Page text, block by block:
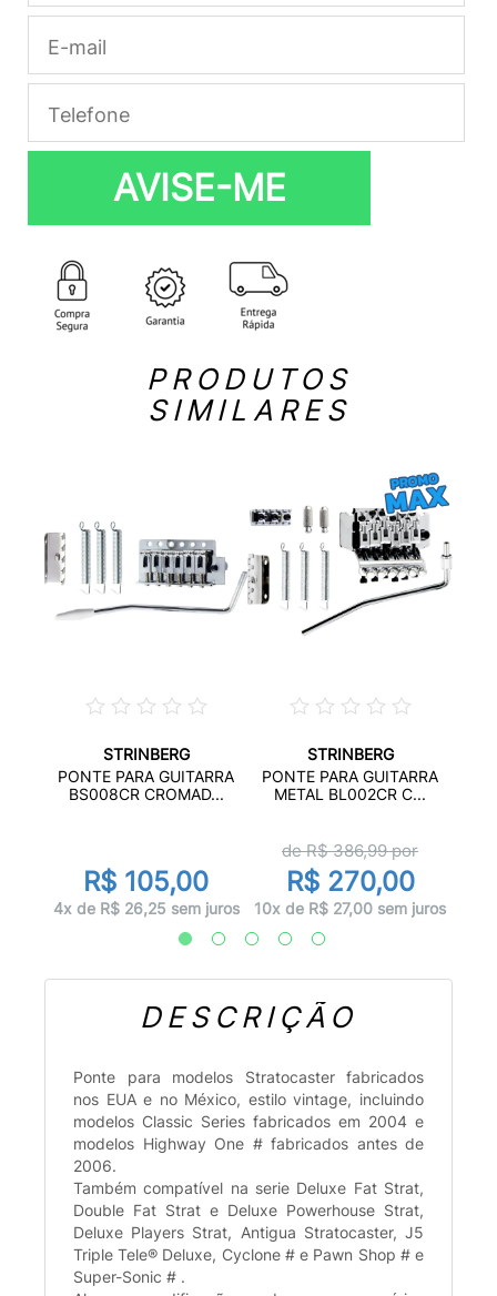
AVISE-ME
PRODUTOS
SIMILARES
STRINBERG
PONTE PARA GUITARRA
BS008CR CROMAD...
R$ 105,00
4x de R$ 26,25 sem juros
STRINBERG
PONTE PARA GUITARRA
METAL BL002CR C...
de R$386,99por
R$ 270,00
10x de R$ 27,00 sem juros
DESCRIÇÃO
Ponte para modelos Stratocaster fabricados
nos EUA e no México, estilo vintage, incluindo
modelos Classic Series fabricados em 2004 e
modelos Highway One # fabricados antes de
2006.
Também compatível na serie Deluxe Fat Strat,
Double Fat Strat e Deluxe Powerhouse Strat,
Deluxe Players Strat, Antigua Stratocaster, J5
Triple Tele® Deluxe, Cyclone # e Pawn Shop # e
Super-Sonic # .